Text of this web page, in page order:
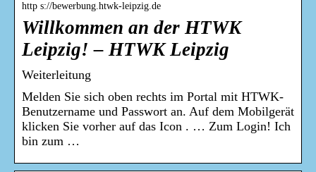
http s://bewerbung.htwk-leipzig.de
Willkommen an der HTWK
Leipzig! – HTWK Leipzig
Weiterleitung
Melden Sie sich oben rechts im Portal mit HTWK-
Benutzername und Passwort an. Auf dem Mobilgerät
klicken Sie vorher auf das Icon . … Zum Login! Ich
bin zum …